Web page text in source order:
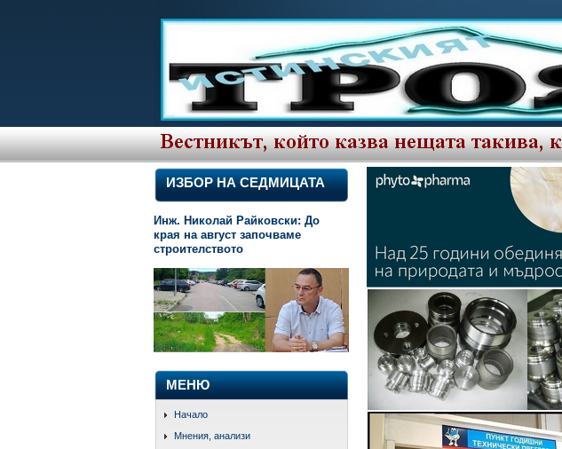
ИЗБОР НА СЕДМИЦАТА
Инж. Николай Райковски: До
края на август започваме
строителството
МЕНЮ
Начало
Мнения, анализи